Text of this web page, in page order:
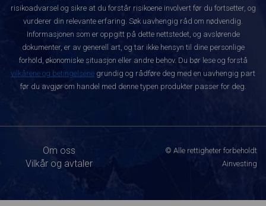
risikoadvarsel og sikre at du forstår risikoene involvert før du fortsetter, og
vurderer din relevante erfaring. Søk uavhengig råd om nødvendig.
Informasjonen som er oppgitt på dette nettstedet, og avslørende
dokumenter, er av generell art, og tar ikke hensyn til dine personlige
forhold, økonomiske situasjon eller andre behov. Du bør lese og forstå
vilkårene og betingelsene grundig og rådføre deg med en uavhengig part
før du avgjør om handel med denne typen produkter passer for deg.
Om oss
Vilkår og avtaler
© Alle rettigheter forbeholdt
Ainvesting